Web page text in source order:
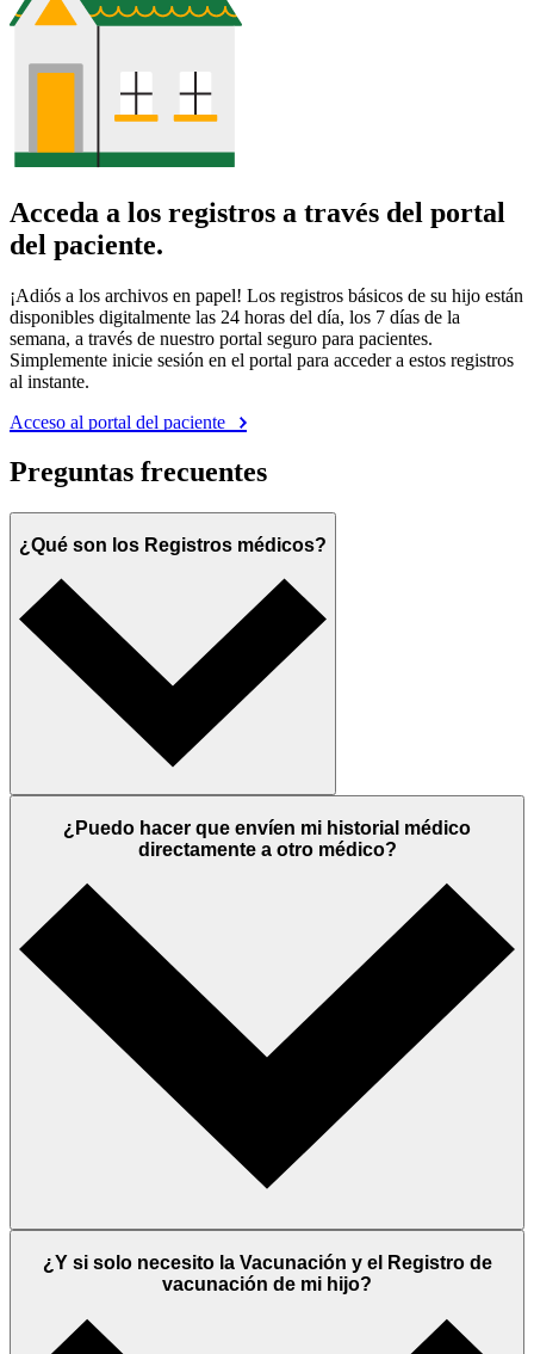
Acceda a los registros a través del portal
del paciente.
¡Adiós a los archivos en papel! Los registros básicos de su hijo están
disponibles digitalmente las 24 horas del día, los 7 días de la
semana, a través de nuestro portal seguro para pacientes.
Simplemente inicie sesión en el portal para acceder a estos registros
al instante.
Acceso al portal del paciente
Preguntas frecuentes
¿Qué son los Registros médicos?
¿Puedo hacer que envíen mi historial médico
directamente a otro médico?
¿Y si solo necesito la Vacunación y el Registro de
vacunación de mi hijo?